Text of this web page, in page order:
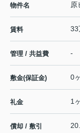
物件名 原
賃料 33
管理 / 共益費 -
敷金(保証金) 0
礼金 1
償却 / 敷引